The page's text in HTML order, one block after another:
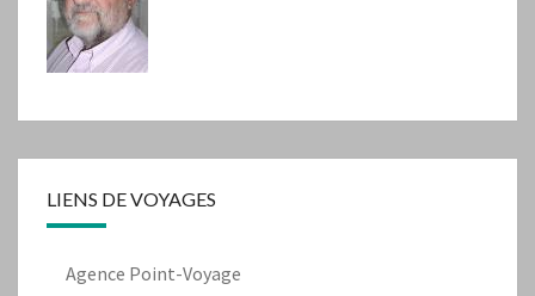
LIENS DE VOYAGES
Agence Point-Voyage